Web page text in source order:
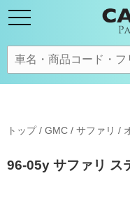
トップ/ GMC / サファリ /
96-05y サファリ ス